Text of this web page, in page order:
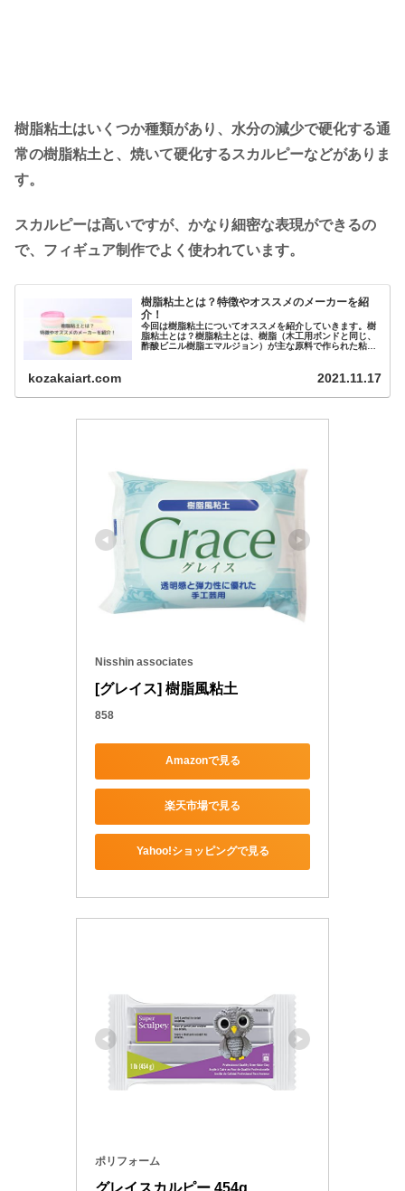
樹脂粘土はいくつか種類があり、水分の減少で硬化する通
常の樹脂粘土と、焼いて硬化するスカルピーなどがありま
す。
スカルピーは高いですが、かなり細密な表現ができるの
で、フィギュア制作でよく使われています。
樹脂粘土とは？特徴やオススメのメーカーを紹
介！
今回は樹脂粘土についてオススメを紹介していきます。樹
脂粘土とは？樹脂粘土とは、樹脂（木工用ボンドと同じ、
酢酸ビニル樹脂エマルジョン）が主な原料で作られた粘土
kozakaiart.com 2021.11.17
Nisshin associates
[グレイス] 樹脂風粘土
858
Amazonで見る
楽天市場で見る
Yahoo!ショッピングで見る
ポリフォーム
グレイスカルピー 454g